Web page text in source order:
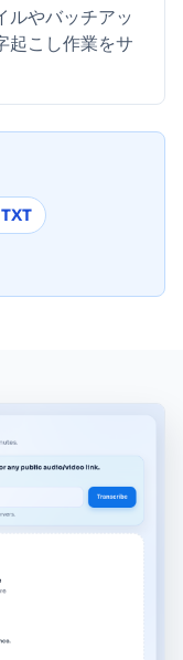
ルやバッチアッ
起こし作業をサ